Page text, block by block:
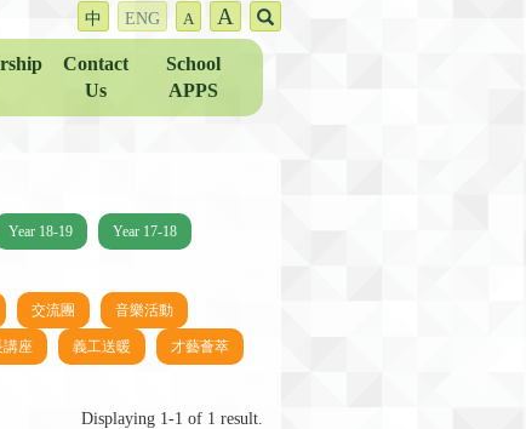
中 ENG A A
Contact
Us
School
APPS
Year 18-19 Year 17-18
交流團 音樂活動
講座 義工送暖 才藝薈萃
Displaying 1-1 of 1 result.